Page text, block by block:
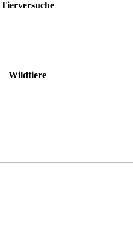
Tierversuche
Wildtiere